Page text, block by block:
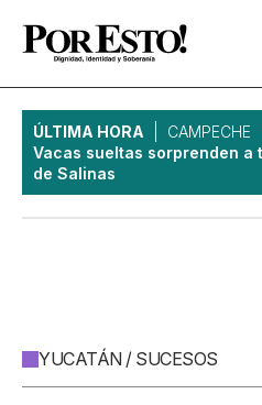
ÚLTIMA HORA
CAMPECHE
Vacas sueltas sorprenden a
de Salinas
YUCATÁN / SUCESOS